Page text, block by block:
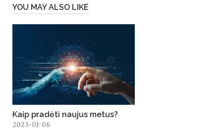
YOU MAY ALSO LIKE
Kaip pradėti naujus metus?
2023-01-06